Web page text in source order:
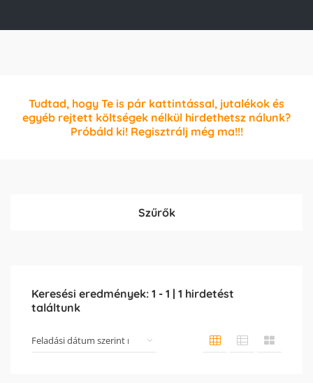
Tudtad, hogy Te is pár kattintással, jutalékok és
egyéb rejtett költségek nélkül hirdethetsz nálunk?
Próbáld ki! Regisztrálj még ma!!!
Szűrők
Keresési eredmények: 1 - 1 | 1 hirdetést
találtunk